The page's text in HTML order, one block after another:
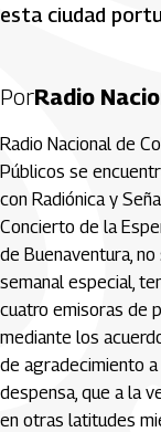
esta ciudad
PorRadio
Radio Nacional de
Públicos se
con Radiónica y
Concierto de la
de Buenaventura,
semanal especial,
cuatro emisoras de
mediante los
de agradecimiento
despensa, que a la
en otras latitudes